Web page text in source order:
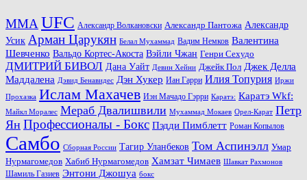
MMAUFC Александр Волкановски Александр Пантожа Александр
Усик Арман Царукян Белал Мухаммад Вадим Немков Валентина
Шевченко Вальдо Кортес-Акоста Вэйли Чжан Генри Сехудо
ДМИТРИЙ БИВОЛ Дана Уайт Девин Хейни Джейк Пол Джек Делла
Маддалена Дэвид Бенавидес Дэн Хукер Иан Гарри Илия Топурия Иржи
Прохазка Ислам Махачев Иэн Мачадо Гэрри Каратэ: Каратэ Wkf:
Майкл Моралес Мераб Двалишвили Мухаммад Мокаев Орел-Карат Петр
Ян Профессионалы - Бокс Пэдди Пимблетт Роман Копылов
Самбо Сборная России Тагир Уланбеков Том Аспинэлл Умар
Нурмагомедов Хабиб Нурмагомедов Хамзат Чимаев Шавкат Рахмонов
Шамиль Газиев Энтони Джошуа бокс